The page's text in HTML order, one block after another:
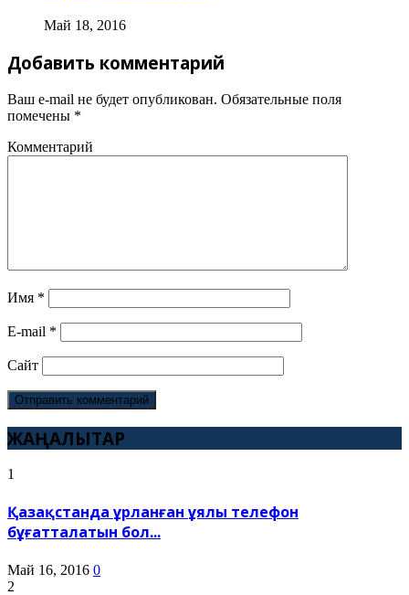
Май 18, 2016
Добавить комментарий
Ваш e-mail не будет опубликован. Обязательные поля
помечены *
Комментарий
Имя *
E-mail *
Сайт
ЖАҢАЛЫҚТАР
1
Қазақстанда ұрланған ұялы телефон
бұғатталатын бол...
Май 16, 2016 0
2